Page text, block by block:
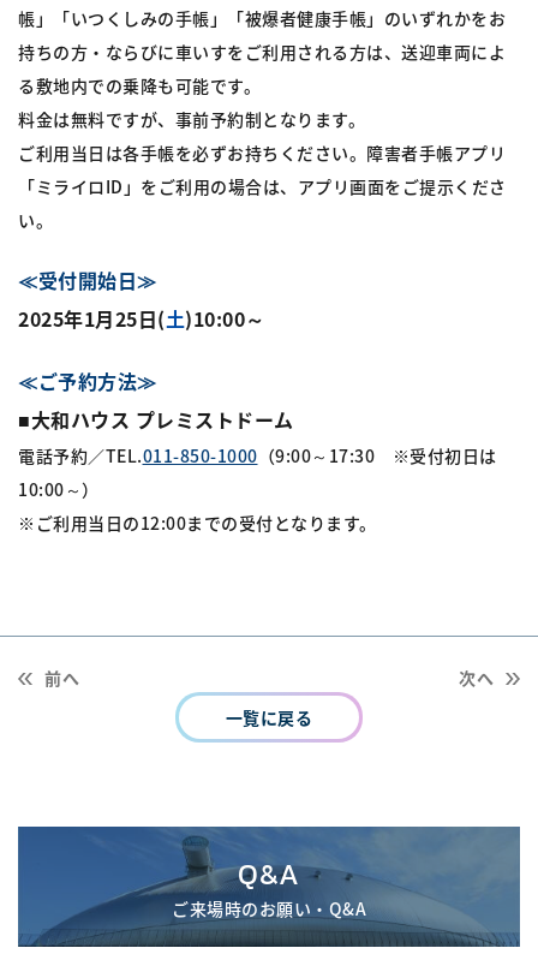
帳」「いつくしみの手帳」「被爆者健康手帳」のいずれかをお
持ちの方・ならびに車いすをご利用される方は、送迎車両によ
る敷地内での乗降も可能です。
料金は無料ですが、事前予約制となります。
ご利用当日は各手帳を必ずお持ちください。障害者手帳アプリ
「ミライロID」をご利用の場合は、アプリ画面をご提示くださ
い。
≪受付開始日≫
2025年1月25日(土)10:00～
≪ご予約方法≫
■大和ハウス プレミストドーム
電話予約／TEL.011-850-1000 （9:00～17:30 ※受付初日は
10:00～）
※ご利用当日の12:00までの受付となります。
前へ
一覧に戻る
次へ
Q&A
ご来場時のお願い・Q&A